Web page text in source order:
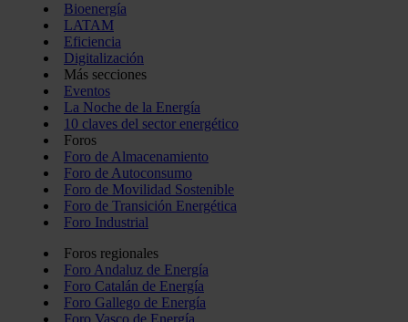
Bioenergía
LATAM
Eficiencia
Digitalización
Más secciones
Eventos
La Noche de la Energía
10 claves del sector energético
Foros
Foro de Almacenamiento
Foro de Autoconsumo
Foro de Movilidad Sostenible
Foro de Transición Energética
Foro Industrial
Foros regionales
Foro Andaluz de Energía
Foro Catalán de Energía
Foro Gallego de Energía
Foro Vasco de Energía